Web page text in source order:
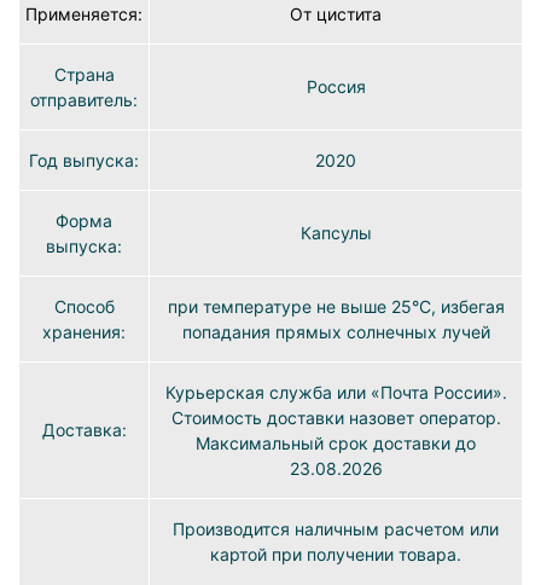
Применяется: От цистита
Страна
отправитель:
Россия
Год выпуска: 2020
Форма
выпуска:
Капсулы
Способ
хранения:
при температуре не выше 25°C, избегая
попадания прямых солнечных лучей
Доставка:
Курьерская служба или «Почта России».
Стоимость доставки назовет оператор.
Максимальный срок доставки до
23.08.2026
Производится наличным расчетом или
картой при получении товара.